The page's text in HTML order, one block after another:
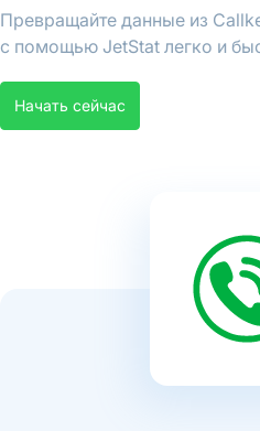
Превращайте данные из
с помощью JetStat легко и
Начать сейчас